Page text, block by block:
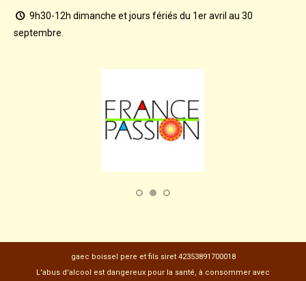
9h30-12h dimanche et jours fériés du 1er avril au 30
septembre.
gaec boissel pere et fils siret 42353891700018
L'abus d'alcool est dangereux pour la santé, à consommer avec